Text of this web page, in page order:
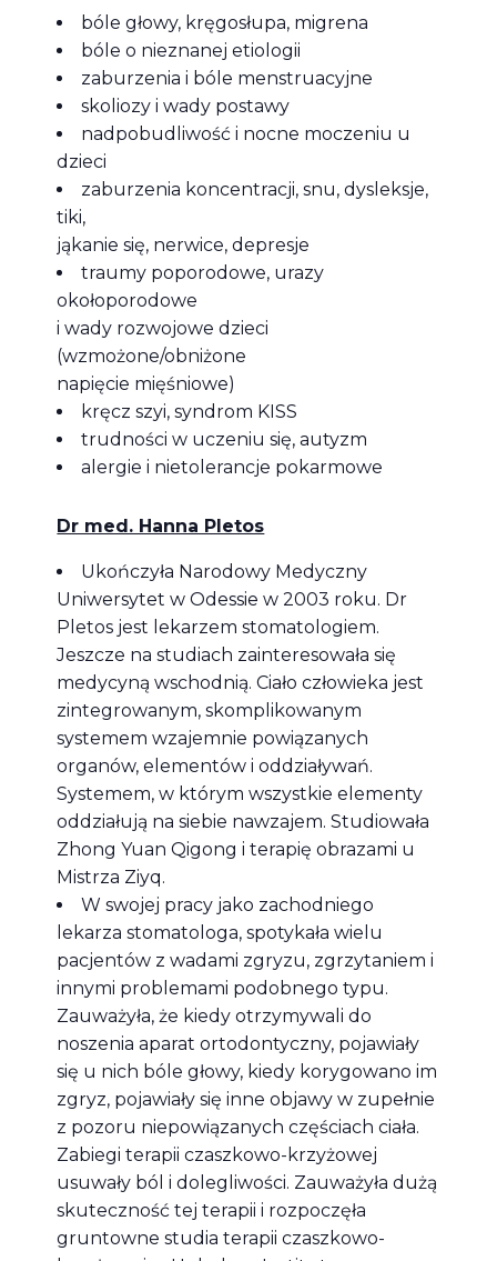
bóle głowy, kręgosłupa, migrena
bóle o nieznanej etiologii
zaburzenia i bóle menstruacyjne
skoliozy i wady postawy
nadpobudliwość i nocne moczeniu u
dzieci
zaburzenia koncentracji, snu, dysleksje,
tiki,
jąkanie się, nerwice, depresje
traumy poporodowe, urazy
okołoporodowe
i wady rozwojowe dzieci
(wzmożone/obniżone
napięcie mięśniowe)
kręcz szyi, syndrom KISS
trudności w uczeniu się, autyzm
alergie i nietolerancje pokarmowe
Dr med. Hanna Pletos
Ukończyła Narodowy Medyczny
Uniwersytet w Odessie w 2003 roku. Dr
Pletos jest lekarzem stomatologiem.
Jeszcze na studiach zainteresowała się
medycyną wschodnią. Ciało człowieka jest
zintegrowanym, skomplikowanym
systemem wzajemnie powiązanych
organów, elementów i oddziaływań.
Systemem, w którym wszystkie elementy
oddziałują na siebie nawzajem. Studiowała
Zhong Yuan Qigong i terapię obrazami u
Mistrza Ziyq.
W swojej pracy jako zachodniego
lekarza stomatologa, spotykała wielu
pacjentów z wadami zgryzu, zgrzytaniem i
innymi problemami podobnego typu.
Zauważyła, że kiedy otrzymywali do
noszenia aparat ortodontyczny, pojawiały
się u nich bóle głowy, kiedy korygowano im
zgryz, pojawiały się inne objawy w zupełnie
z pozoru niepowiązanych częściach ciała.
Zabiegi terapii czaszkowo-krzyżowej
usuwały ból i dolegliwości. Zauważyła dużą
skuteczność tej terapii i rozpoczęła
gruntowne studia terapii czaszkowo-